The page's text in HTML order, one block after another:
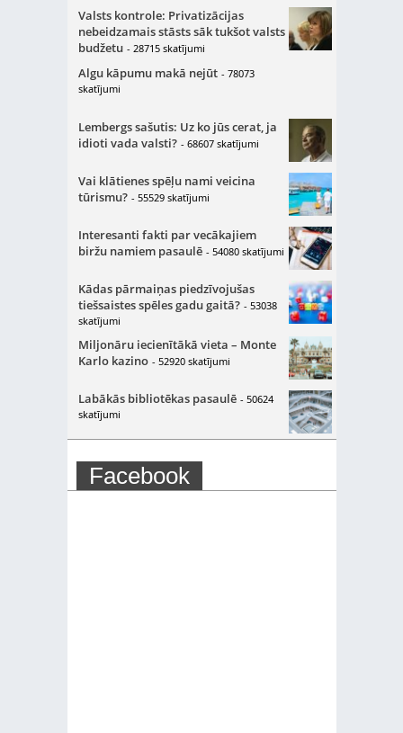
Valsts kontrole: Privatizācijas
nebeidzamais stāsts sāk tukšot valsts
budžetu - 28715 skatījumi
Algu kāpumu makā nejūt - 78073
skatījumi
Lembergs sašutis: Uz ko jūs cerat, ja
idioti vada valsti? - 68607 skatījumi
Vai klātienes spēļu nami veicina
tūrismu? - 55529 skatījumi
Interesanti fakti par vecākajiem
biržu namiem pasaulē - 54080 skatījumi
Kādas pārmaiņas piedzīvojušas
tiešsaistes spēles gadu gaitā? - 53038
skatījumi
Miljonāru iecienītākā vieta – Monte
Karlo kazino - 52920 skatījumi
Labākās bibliotēkas pasaulē - 50624
skatījumi
Facebook